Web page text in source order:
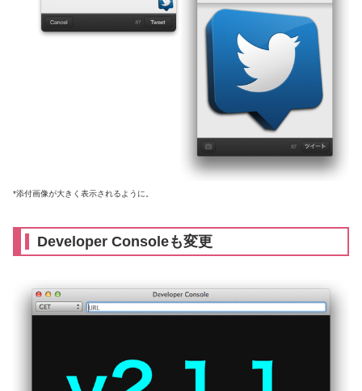
*添付画像が大きく表示されるように。
Developer Consoleも変更